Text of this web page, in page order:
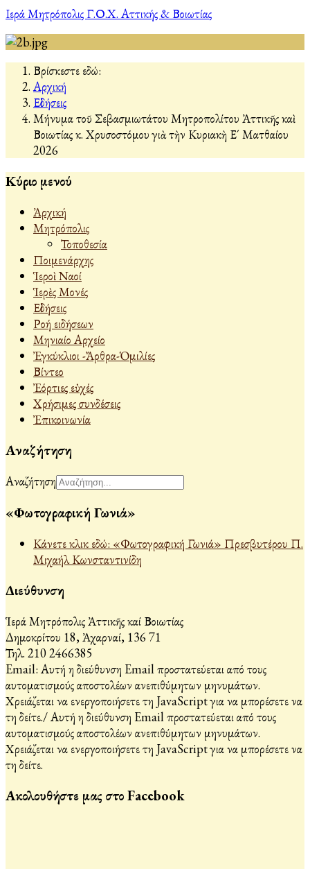
Ιερά Μητρόπολις Γ.Ο.Χ. Αττικής & Βοιωτίας
Βρίσκεστε εδώ:
Αρχική
Εἰδήσεις
Μήνυμα τοῦ Σεβασμιωτάτου Μητροπολίτου Ἀττικῆς καὶ
Βοιωτίας κ. Χρυσοστόμου γιὰ τὴν Κυριακὴ Ε´ Ματθαίου
2026
Κύριο μενού
Ἀρχική
Μητρόπολις
Τοποθεσία
Ποιμενάρχης
Ἱεροὶ Ναοί
Ἱερὲς Μονές
Εἰδήσεις
Ροή ειδήσεων
Μηνιαίο Αρχείο
Ἐγκύκλιοι -Ἄρθρα-Ὁμιλίες
Βίντεο
Ἐόρτιες εὐχές
Χρήσιμες συνδέσεις
Ἐπικοινωνία
Αναζήτηση
Αναζήτηση
«Φωτογραφική Γωνιά»
Κάνετε κλικ εδώ: «Φωτογραφική Γωνιά» Πρεσβυτέρου Π.
Μιχαήλ Κωνσταντινίδη
Διεύθυνση
Ἱερά Μητρόπολις Ἀττικῆς καί Βοιωτίας
Δημοκρίτου 18, Ἀχαρναί, 136 71
Τηλ. 210 2466385
Email: Αυτή η διεύθυνση Email προστατεύεται από τους
αυτοματισμούς αποστολέων ανεπιθύμητων μηνυμάτων.
Χρειάζεται να ενεργοποιήσετε τη JavaScript για να μπορέσετε να
τη δείτε./Αυτή η διεύθυνση Email προστατεύεται από τους
αυτοματισμούς αποστολέων ανεπιθύμητων μηνυμάτων.
Χρειάζεται να ενεργοποιήσετε τη JavaScript για να μπορέσετε να
τη δείτε.
Ακολουθήστε μας στο Facebook